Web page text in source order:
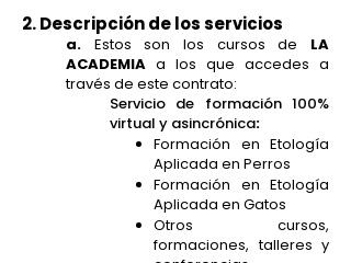
2. Descripción de los servicios
a. Estos son los cursos de LA
ACADEMIA a los que accedes a
través de este contrato:
Servicio de formación 100%
virtual y asincrónica:
Formación en Etología
Aplicada en Perros
Formación en Etología
Aplicada en Gatos
Otros cursos,
formaciones, talleres y